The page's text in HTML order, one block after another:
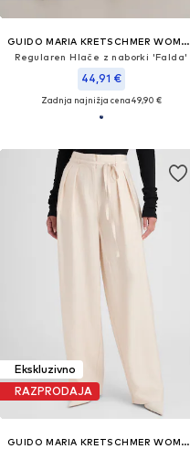
GUIDO MARIA KRETSCHMER WOMEN
Regularen Hlače z naborki 'Falda'
44,91 €
Zadnja najnižja cena49,90 €
Ekskluzivno
RAZPRODAJA
GUIDO MARIA KRETSCHMER WOMEN